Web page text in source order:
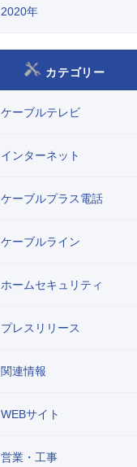
2020年
カテゴリー
ケーブルテレビ
インターネット
ケーブルプラス電話
ケーブルライン
ホームセキュリティ
プレスリリース
関連情報
WEBサイト
営業・工事